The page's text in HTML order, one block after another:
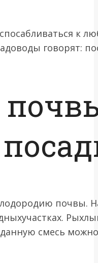
к
говорят:
почвы.
смесь